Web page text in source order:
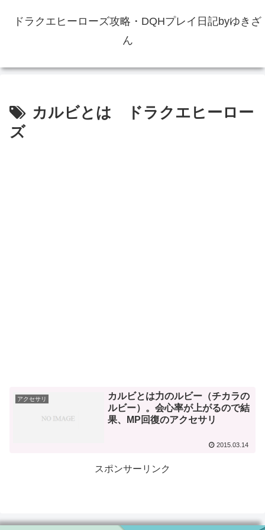
ドラクエヒーローズ攻略・DQHプレイ日記byゆきざ
ん
カルビとは ドラクエヒーロー
ズ
アクセサリ
カルビとは力のルビー（チカラの
ルビー）。会心率が上がるので結
果、MP回復のアクセサリ
2015.03.14
スポンサーリンク